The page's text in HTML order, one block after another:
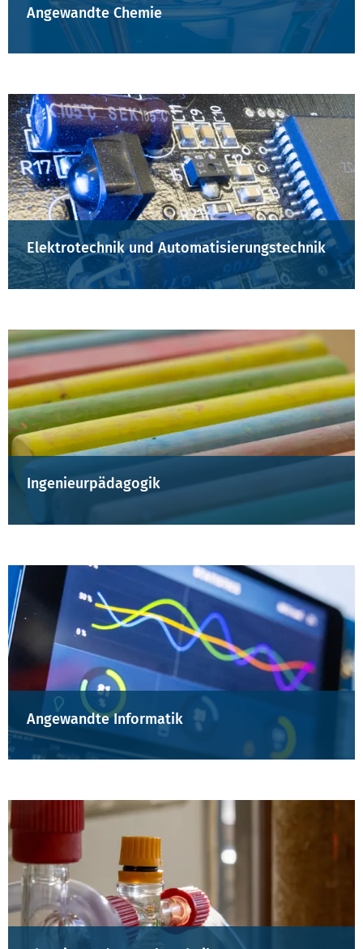
Angewandte Chemie
Elektrotechnik und Automatisierungstechnik
Ingenieurpädagogik
Angewandte Informatik